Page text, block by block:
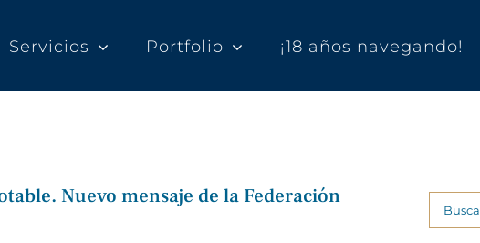
Servicios Portfolio ¡18 años navegando!
Nuevo mensaje de la Federación
Buscar: